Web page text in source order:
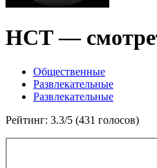
НСТ —
Общественные
Развлекательные
Развлекательные
Рейтинг: 3.3/5 (431 голосов)